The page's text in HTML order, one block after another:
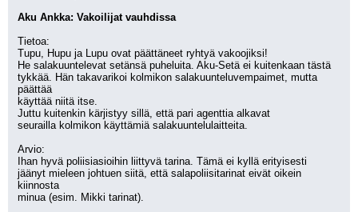
Aku Ankka: Vakoilijat vauhdissa
Tietoa:
Tupu, Hupu ja Lupu ovat päättäneet ryhtyä vakoojiksi!
He salakuuntelevat setänsä puheluita. Aku-Setä ei kuitenkaan tästä
tykkää. Hän takavarikoi kolmikon salakuunteluvempaimet, mutta
päättää
käyttää niitä itse.
Juttu kuitenkin kärjistyy sillä, että pari agenttia alkavat
seurailla kolmikon käyttämiä salakuuntelulaitteita.
Arvio:
Ihan hyvä poliisiasioihin liittyvä tarina. Tämä ei kyllä erityisesti
jäänyt mieleen johtuen siitä, että salapoliisitarinat eivät oikein
kiinnosta
minua (esim. Mikki tarinat).